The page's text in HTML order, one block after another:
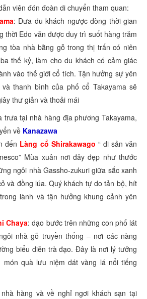
viên đón đoàn di chuyển tham quan:
: Đưa du khách ngược dòng thời gian
thời Edo vẫn được duy trì suốt hàng trăm
tòa nhà bằng gỗ trong thị trấn có niên
thế kỷ, làm cho du khách có cảm giác
vào thế giới cổ tích. Tận hưởng sự yên
thanh bình của phố cổ Takayama sẽ
thư giản và thoải mái
trưa tại nhà hàng địa phương Takayama,
về Kanazawa
đến Làng cổ Shirakawago “ di sản văn
Mùa xuân nơi đây đẹp như thước
ngôi nhà Gassho-zukuri giữa sắc xanh
và đồng lúa. Quý khách tự do tản bộ, hít
lành và tận hưởng khung cảnh yên
Chaya: dạo bước trên những con phố lát
nhà gỗ truyền thống – nơi các nàng
biểu diễn trà đạo. Đây là nơi lý tưởng
món quà lưu niệm dát vàng lá nổi tiếng
hàng và về nghỉ ngơi khách sạn tại